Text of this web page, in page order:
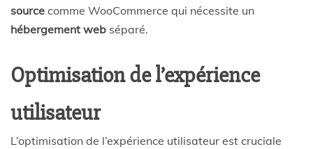
source comme WooCommerce qui nécessite un
hébergement web séparé.
Optimisation de l’expérience
utilisateur
L’optimisation de l’expérience utilisateur est cruciale